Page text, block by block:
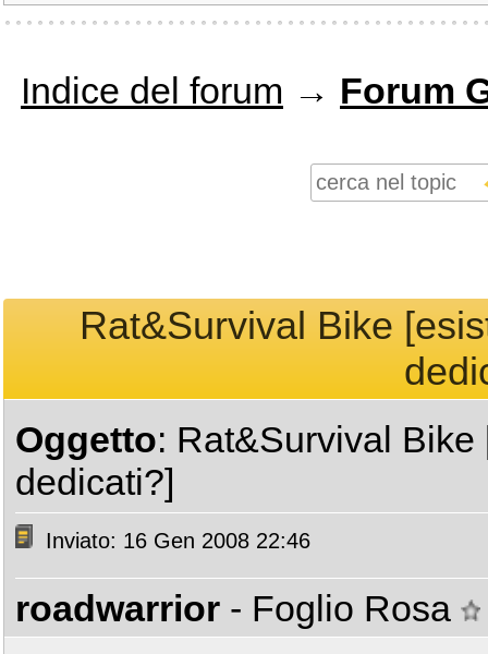
Indice del forum → Forum
Rat&Survival Bike
Oggetto: Rat&Survival
dedicati?]
Inviato: 16 Gen 2008 22:46
roadwarrior - Foglio Rosa